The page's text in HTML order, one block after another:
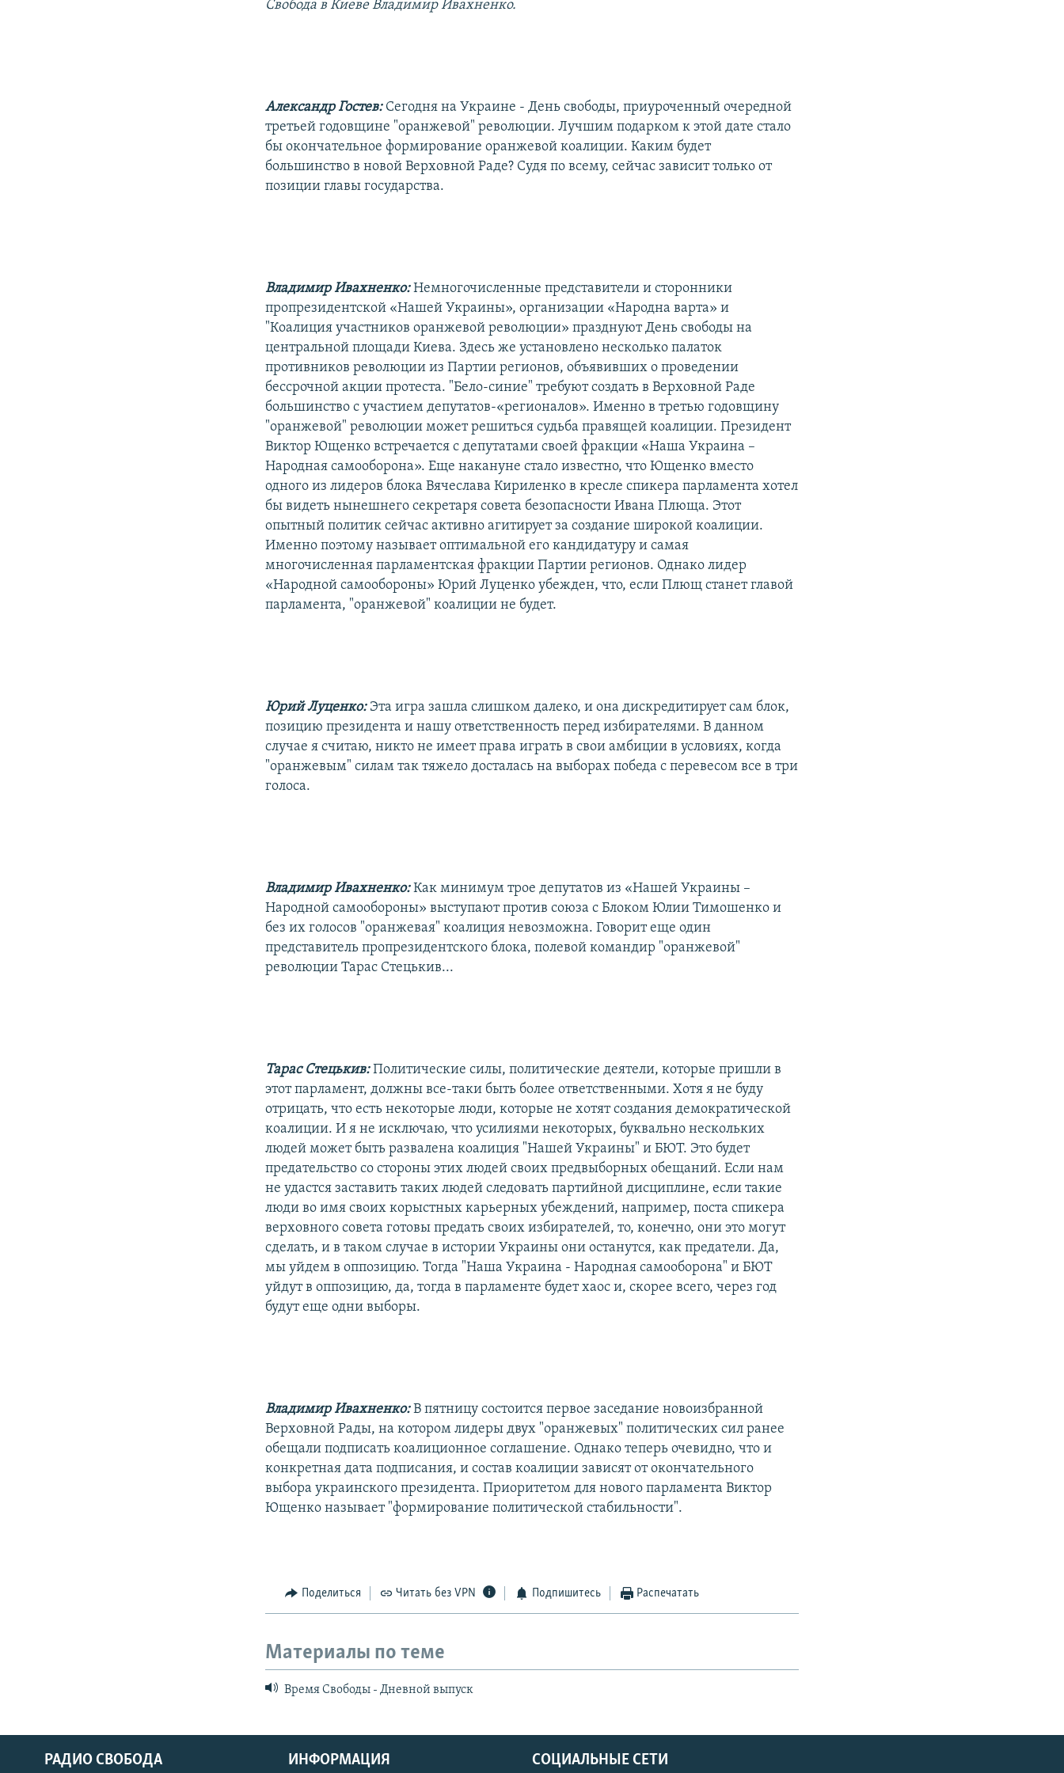
Свобода в Киеве Владимир Ивахненко.
Александр Гостев: Сегодня на Украине - День свободы, приуроченный очередной
третьей годовщине "оранжевой" революции. Лучшим подарком к этой дате стало
бы окончательное формирование оранжевой коалиции. Каким будет
большинство в новой Верховной Раде? Судя по всему, сейчас зависит только от
позиции главы государства.
Владимир Ивахненко:Немногочисленные представители и сторонники
пропрезидентской «Нашей Украины», организации «Народна варта» и
"Коалиция участников оранжевой революции» празднуют День свободы на
центральной площади Киева. Здесь же установлено несколько палаток
противников революции из Партии регионов, объявивших о проведении
бессрочной акции протеста. "Бело-синие" требуют создать в Верховной Раде
большинство с участием депутатов-«регионалов». Именно в третью годовщину
"оранжевой" революции может решиться судьба правящей коалиции. Президент
Виктор Ющенко встречается с депутатами своей фракции «Наша Украина –
Народная самооборона». Еще накануне стало известно, что Ющенко вместо
одного из лидеров блока Вячеслава Кириленко в кресле спикера парламента хотел
бы видеть нынешнего секретаря совета безопасности Ивана Плюща. Этот
опытный политик сейчас активно агитирует за создание широкой коалиции.
Именно поэтому называет оптимальной его кандидатуру и самая
многочисленная парламентская фракции Партии регионов. Однако лидер
«Народной самообороны» Юрий Луценко убежден, что, если Плющ станет главой
парламента, "оранжевой" коалиции не будет.
Юрий Луценко: Эта игра зашла слишком далеко, и она дискредитирует сам блок,
позицию президента и нашу ответственность перед избирателями. В данном
случае я считаю, никто не имеет права играть в свои амбиции в условиях, когда
"оранжевым" силам так тяжело досталась на выборах победа с перевесом все в три
голоса.
Владимир Ивахненко:Как минимум трое депутатов из «Нашей Украины –
Народной самообороны» выступают против союза с Блоком Юлии Тимошенко и
без их голосов "оранжевая" коалиция невозможна. Говорит еще один
представитель пропрезидентского блока, полевой командир "оранжевой"
революции Тарас Стецькив...
Тарас Стецькив: Политические силы, политические деятели, которые пришли в
этот парламент, должны все-таки быть более ответственными. Хотя я не буду
отрицать, что есть некоторые люди, которые не хотят создания демократической
коалиции. И я не исключаю, что усилиями некоторых, буквально нескольких
людей может быть развалена коалиция "Нашей Украины" и БЮТ. Это будет
предательство со стороны этих людей своих предвыборных обещаний. Если нам
не удастся заставить таких людей следовать партийной дисциплине, если такие
люди во имя своих корыстных карьерных убеждений, например, поста спикера
верховного совета готовы предать своих избирателей, то, конечно, они это могут
сделать, и в таком случае в истории Украины они останутся, как предатели. Да,
мы уйдем в оппозицию. Тогда "Наша Украина - Народная самооборона" и БЮТ
уйдут в оппозицию, да, тогда в парламенте будет хаос и, скорее всего, через год
будут еще одни выборы.
Владимир Ивахненко:В пятницу состоится первое заседание новоизбранной
Верховной Рады, на котором лидеры двух "оранжевых" политических сил ранее
обещали подписать коалиционное соглашение. Однако теперь очевидно, что и
конкретная дата подписания, и состав коалиции зависят от окончательного
выбора украинского президента. Приоритетом для нового парламента Виктор
Ющенко называет "формирование политической стабильности".
Поделиться Читать без VPN Подпишитесь Распечатать
Материалы по теме
Время Свободы - Дневной выпуск
СОЦИАЛЬНЫЕ СЕТИ
РАДИО СВОБОДА ИНФОРМАЦИЯ